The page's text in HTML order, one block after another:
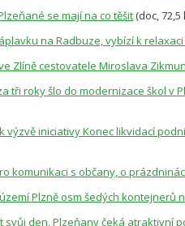
se mají na co těšit (doc, 72,5
na Radbuze, vybízí k
Zlíně cestovatele Miroslava
tři roky šlo do modernizace škol v
výzvě iniciativy Konec likvidací
komunikaci s občany, o
Plzně osm šedých kontejnerů
svůj den, Plzeňany čeká atraktivní